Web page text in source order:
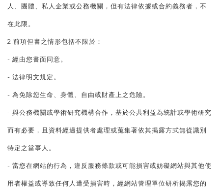
人、團體、私人企業或公務機關，但有法律依據或合約義務者，不
在此限。
2.前項但書之情形包括不限於：
- 經由您書面同意。
- 法律明文規定。
- 為免除您生命、身體、自由或財產上之危險。
- 與公務機關或學術研究機構合作，基於公共利益為統計或學術研究
而有必要，且資料經過提供者處理或蒐集著依其揭露方式無從識別
特定之當事人。
- 當您在網站的行為，違反服務條款或可能損害或妨礙網站與其他使
用者權益或導致任何人遭受損害時，經網站管理單位研析揭露您的